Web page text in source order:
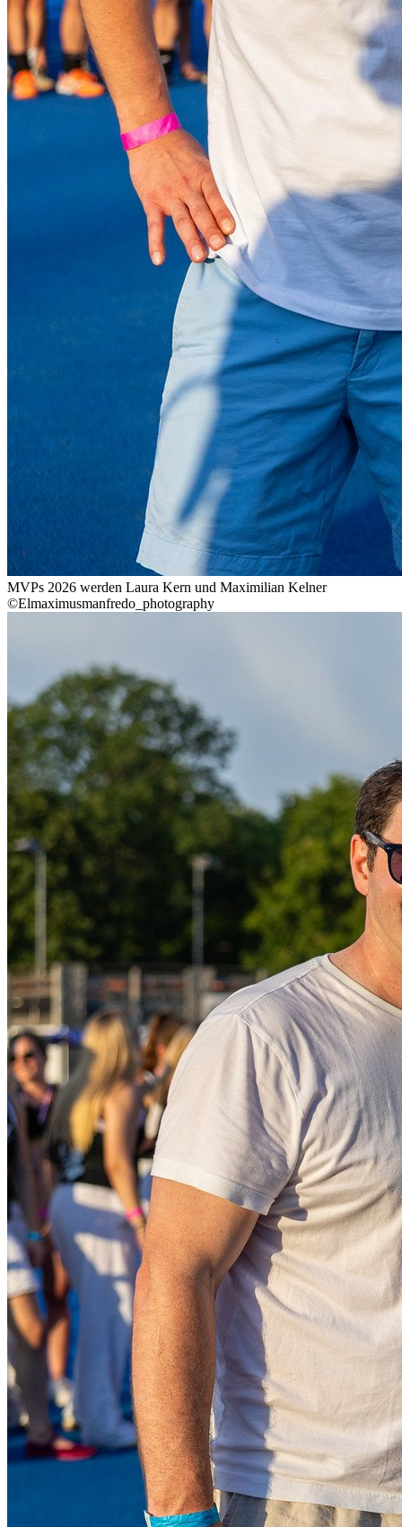
MVPs 2026 werden Laura Kern und Maximilian Kelner
©Elmaximusmanfredo_photography